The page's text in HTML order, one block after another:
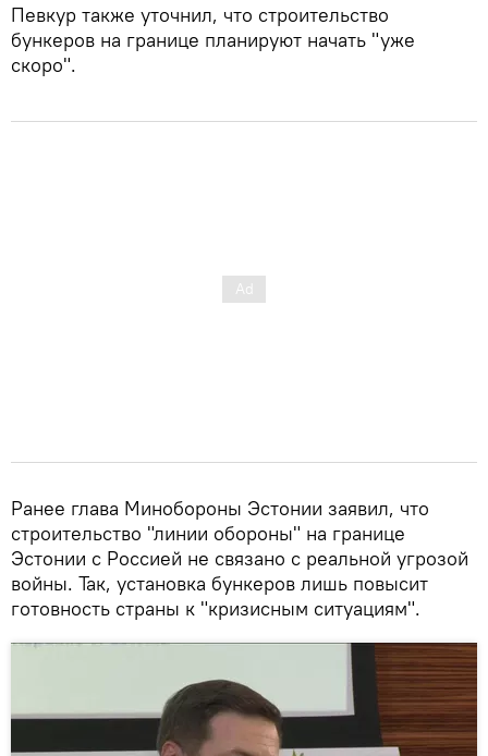
Певкур также уточнил, что строительство
бункеров на границе планируют начать "уже
скоро".
Ранее глава Минобороны Эстонии заявил, что
строительство "линии обороны" на границе
Эстонии с Россией не связано с реальной угрозой
войны. Так, установка бункеров лишь повысит
готовность страны к "кризисным ситуациям".